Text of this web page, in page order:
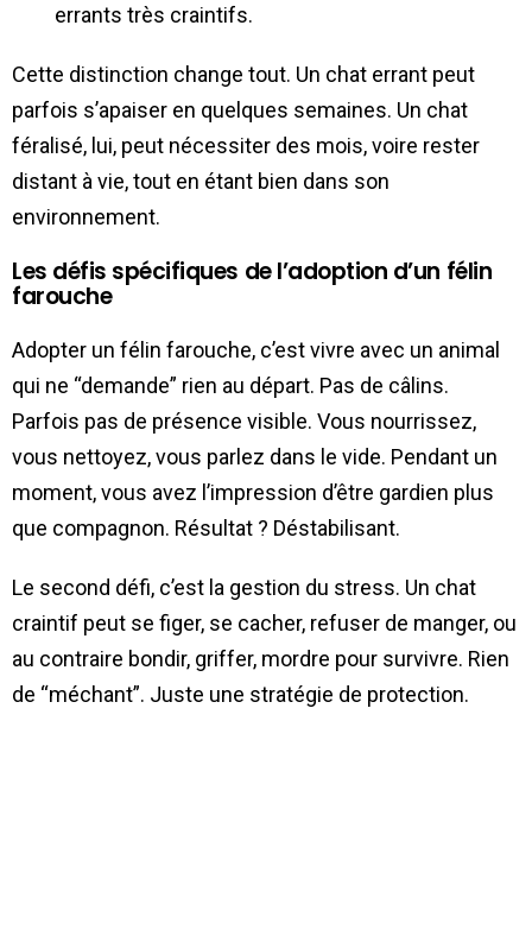
errants très craintifs.
Cette distinction change tout. Un chat errant peut
parfois s’apaiser en quelques semaines. Un chat
féralisé, lui, peut nécessiter des mois, voire rester
distant à vie, tout en étant bien dans son
environnement.
Les défis spécifiques de l’adoption d’un félin
farouche
Adopter un félin farouche, c’est vivre avec un animal
qui ne “demande” rien au départ. Pas de câlins.
Parfois pas de présence visible. Vous nourrissez,
vous nettoyez, vous parlez dans le vide. Pendant un
moment, vous avez l’impression d’être gardien plus
que compagnon. Résultat ? Déstabilisant.
Le second défi, c’est la gestion du stress. Un chat
craintif peut se figer, se cacher, refuser de manger, ou
au contraire bondir, griffer, mordre pour survivre. Rien
de “méchant”. Juste une stratégie de protection.